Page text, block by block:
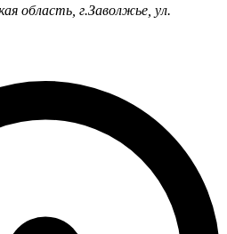
область, г.Заволжье ул.